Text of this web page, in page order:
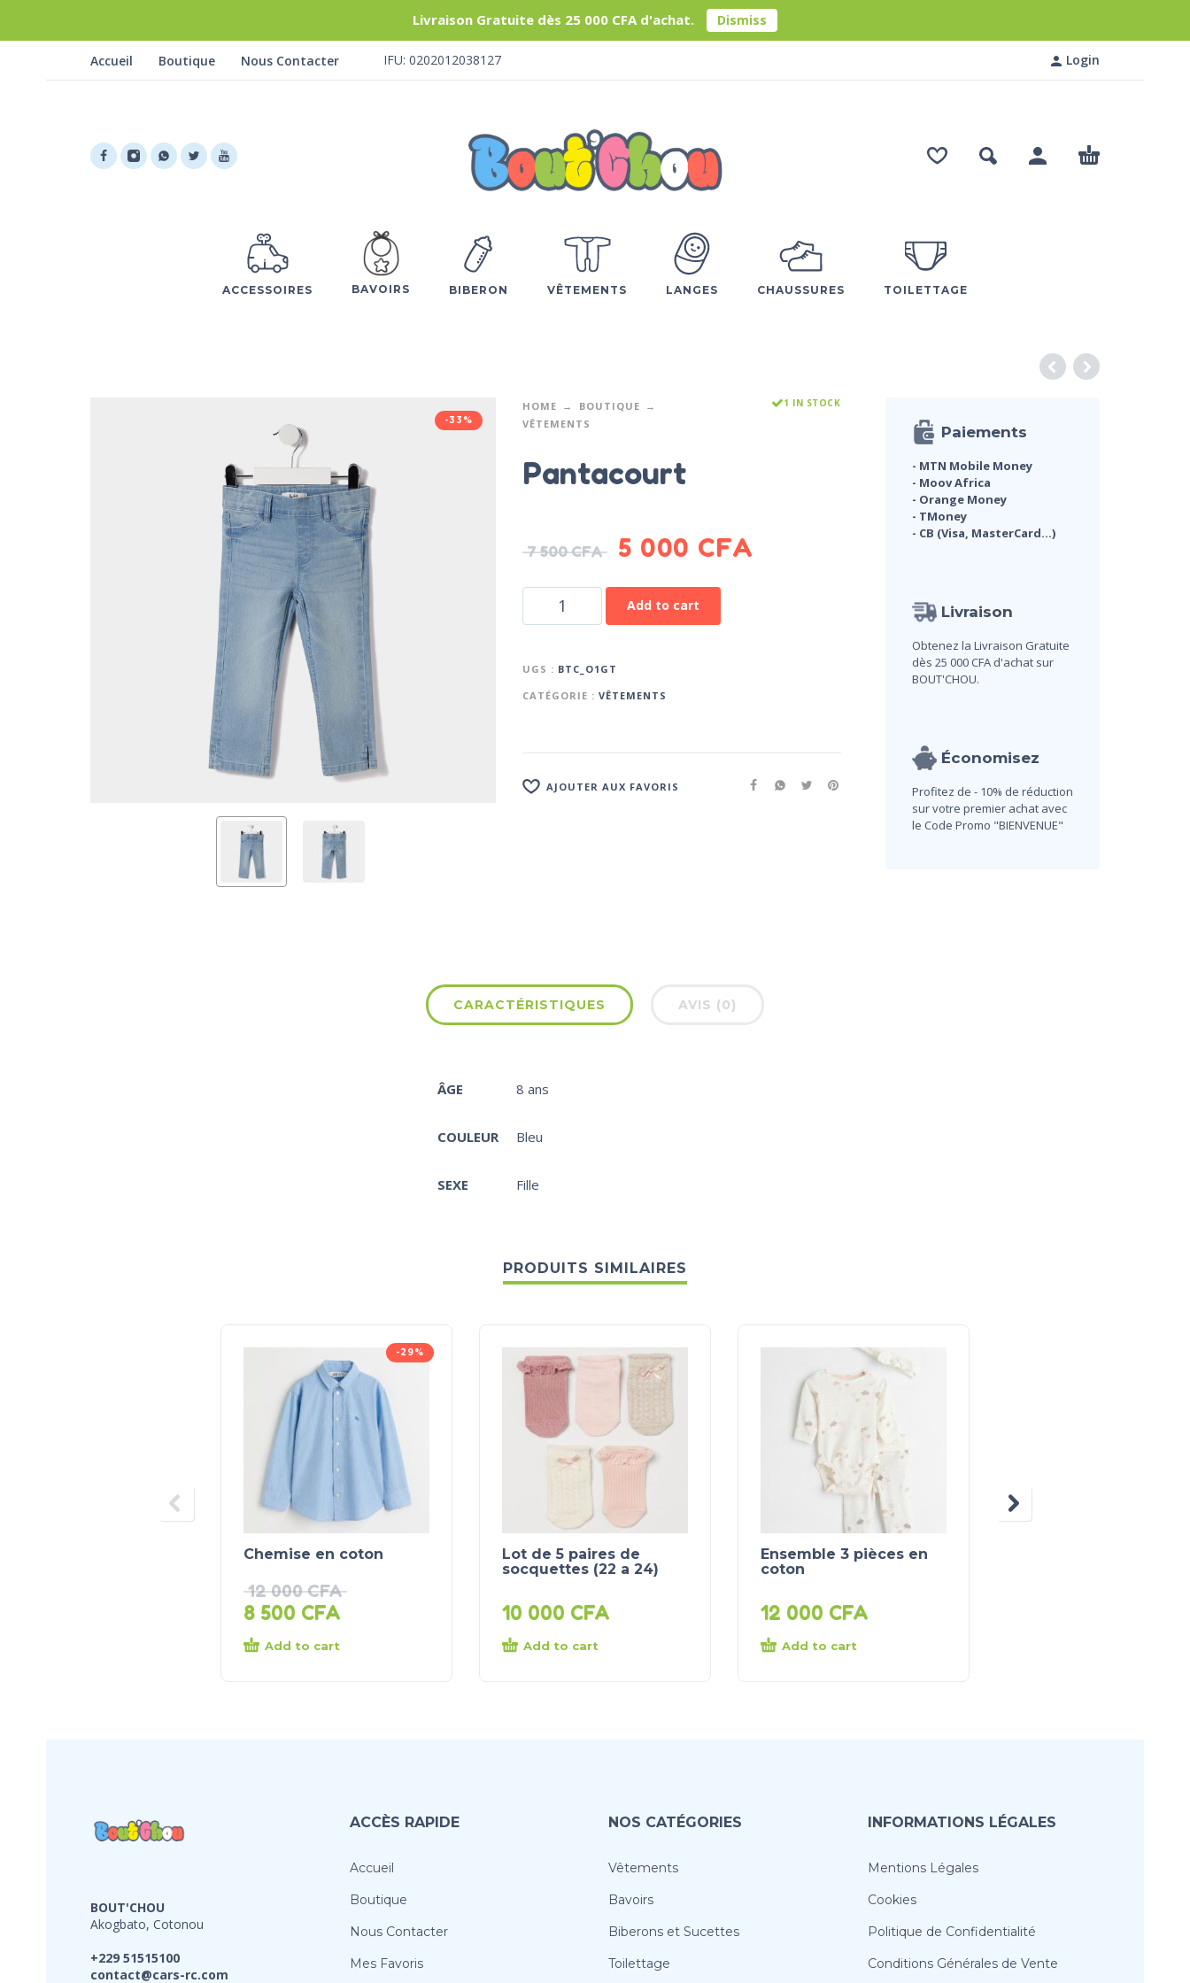
Livraison Gratuite dès 25 000 CFA d'achat. Dismiss
Accueil Boutique Nous Contacter IFU: 0202012038127 Login
ACCESSOIRES BAVOIRS BIBERON VÊTEMENTS LANGES CHAUSSURES TOILETTAGE
-33%
HOME
BOUTIQUE
VÊTEMENTS
1 IN STOCK
Pantacourt
7 500CFA 5 000 CFA
Add to cart
UGS : BTC_O1GT
CATÉGORIE : VÊTEMENTS
AJOUTER AUX FAVORIS
Paiements
- MTN Mobile Money
- Moov Africa
- Orange Money
- TMoney
- CB (Visa, MasterCard...)
Livraison
Obtenez la Livraison Gratuite
dès 25 000 CFA d'achat sur
BOUT'CHOU.
Économisez
Profitez de - 10% de réduction
sur votre premier achat avec
le Code Promo "BIENVENUE"
CARACTÉRISTIQUES AVIS (0)
ÂGE 8 ans
COULEUR Bleu
SEXE Fille
PRODUITS SIMILAIRES
-29%
Chemise en coton
12 000CFA
8 500 CFA
Add to cart
Lot de 5 paires de
socquettes (22 a 24)
10 000 CFA
Add to cart
Ensemble 3 pièces en
coton
12 000 CFA
Add to cart
BOUT'CHOU
Akogbato, Cotonou
+229 51515100
contact@cars-rc.com
ACCÈS RAPIDE
Accueil
Boutique
Nous Contacter
Mes Favoris
NOS CATÉGORIES
Vêtements
Bavoirs
Biberons et Sucettes
Toilettage
INFORMATIONS LÉGALES
Mentions Légales
Cookies
Politique de Confidentialité
Conditions Générales de Vente